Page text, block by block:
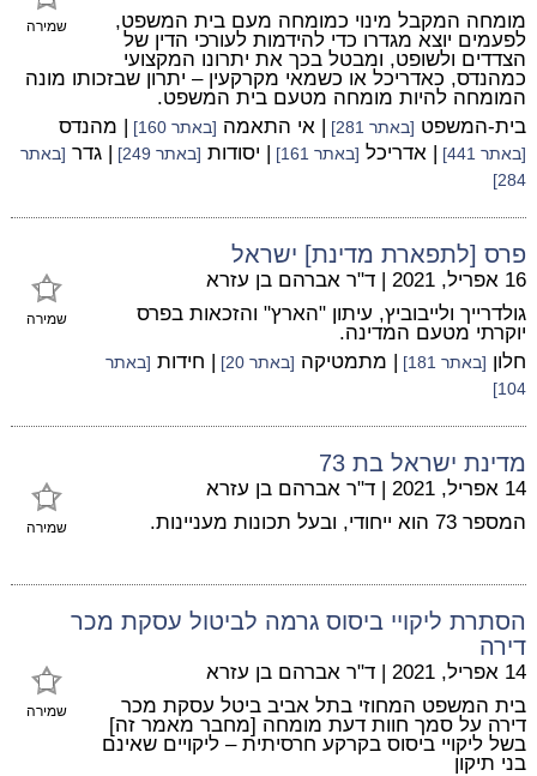
שמירה
מומחה המקבל מינוי כמומחה מעם בית המשפט,
לפעמים יוצא מגדרו כדי להידמות לעורכי הדין של
הצדדים ולשופט, ומבטל בכך את יתרונו המקצועי
כמהנדס, כאדריכל או כשמאי מקרקעין – יתרון שבזכותו מונה
המומחה להיות מומחה מטעם בית המשפט.
בית-המשפט [באתר 281] | אי התאמה [באתר 160] | מהנדס
[באתר 441] | אדריכל [באתר 161] | יסודות [באתר 249] | גדר [באתר
284]
פרס [לתפארת מדינת] ישראל
שמירה
16 אפריל, 2021 | ד"ר אברהם בן עזרא
גולדרייך ולייבוביץ, עיתון "הארץ" והזכאות בפרס
יוקרתי מטעם המדינה.
חלון [באתר 181] | מתמטיקה [באתר 20] | חידות [באתר
104]
מדינת ישראל בת 73
שמירה
14 אפריל, 2021 | ד"ר אברהם בן עזרא
המספר 73 הוא ייחודי, ובעל תכונות מעניינות.
הסתרת ליקויי ביסוס גרמה לביטול עסקת מכר
דירה
שמירה
14 אפריל, 2021 | ד"ר אברהם בן עזרא
בית המשפט המחוזי בתל אביב ביטל עסקת מכר
דירה על סמך חוות דעת מומחה [מחבר מאמר זה]
בשל ליקויי ביסוס בקרקע חרסיתית – ליקויים שאינם
בני תיקון